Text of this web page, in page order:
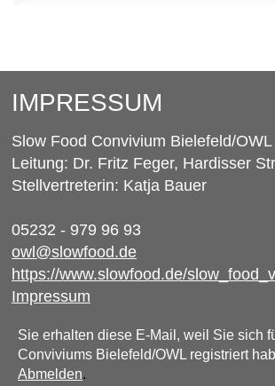
IMPRESSUM
Slow Food Convivium Bielefeld/OWL
Leitung: Dr. Fritz Feger, Hardisser
Stellvertreterin: Katja Bauer
05232 - 979 96 93
owl@slowfood.de
https://www.slowfood.de/
Impressum
Sie erhalten diese E-Mail, weil Sie sich
Conviviums Bielefeld/OWL registriert
Abmelden.